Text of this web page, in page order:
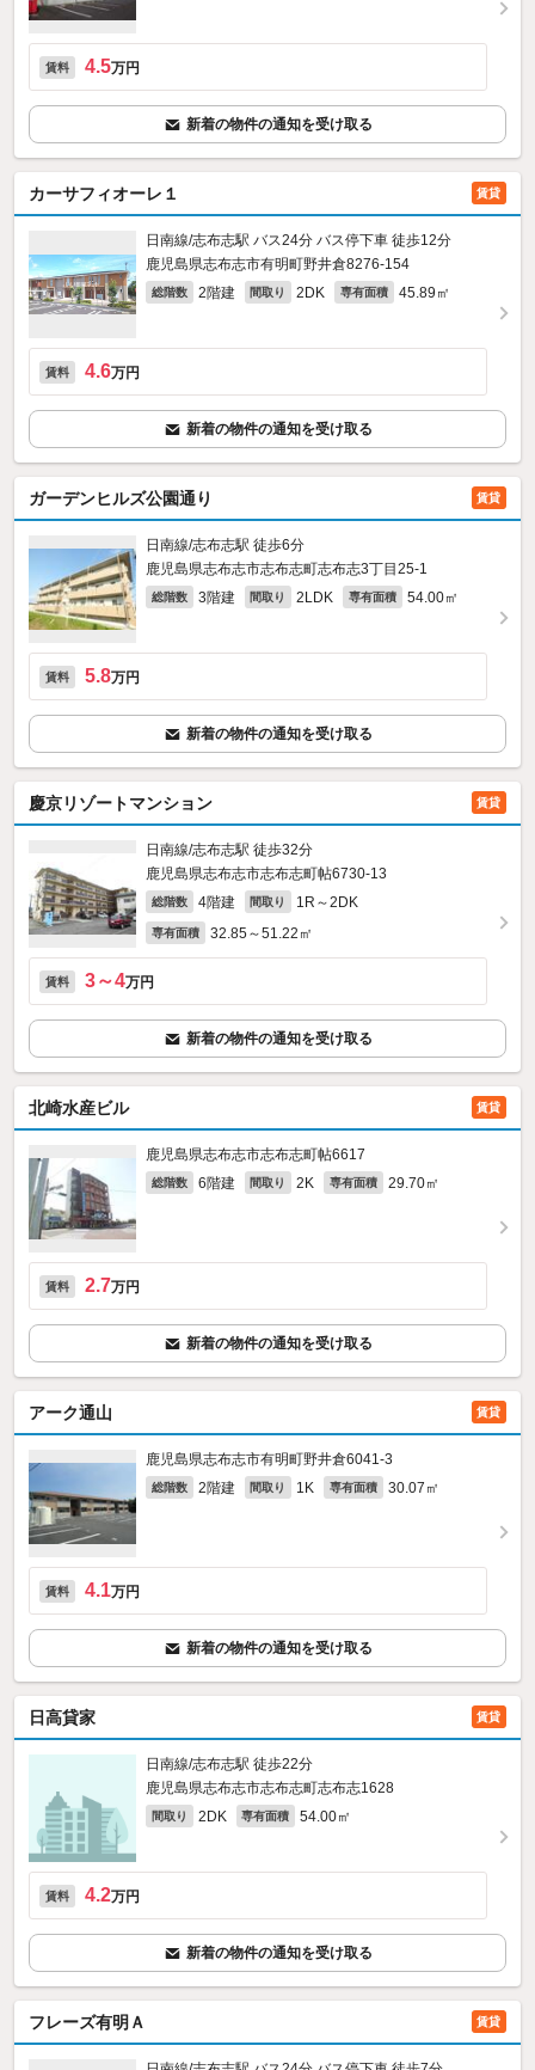
賃料 4.5万円
新着の物件の通知を受け取る
カーサフィオーレ１ 賃貸
日南線/志布志駅 バス24分 バス停下車 徒歩12分
鹿児島県志布志市有明町野井倉8276‐154
総階数 2階建 間取り 2DK 専有面積 45.89㎡
賃料 4.6万円
新着の物件の通知を受け取る
ガーデンヒルズ公園通り 賃貸
日南線/志布志駅 徒歩6分
鹿児島県志布志市志布志町志布志3丁目25-1
総階数 3階建 間取り 2LDK 専有面積 54.00㎡
賃料 5.8万円
新着の物件の通知を受け取る
慶京リゾートマンション 賃貸
日南線/志布志駅 徒歩32分
鹿児島県志布志市志布志町帖6730‐13
総階数 4階建 間取り 1R～2DK
専有面積 32.85～51.22㎡
賃料 3～4万円
新着の物件の通知を受け取る
北崎水産ビル 賃貸
鹿児島県志布志市志布志町帖6617
総階数 6階建 間取り 2K 専有面積 29.70㎡
賃料 2.7万円
新着の物件の通知を受け取る
アーク通山 賃貸
鹿児島県志布志市有明町野井倉6041‐3
総階数 2階建 間取り 1K 専有面積 30.07㎡
賃料 4.1万円
新着の物件の通知を受け取る
日高貸家 賃貸
日南線/志布志駅 徒歩22分
鹿児島県志布志市志布志町志布志1628
間取り 2DK 専有面積 54.00㎡
賃料 4.2万円
新着の物件の通知を受け取る
フレーズ有明Ａ 賃貸